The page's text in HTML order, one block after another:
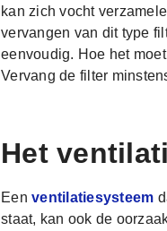
kan zich vocht
vervangen van dit type
eenvoudig. Hoe het
Vervang de filter
Het
Een ventilatiesysteem
staat, kan ook de